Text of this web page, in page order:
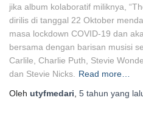
jika album kolaboratif miliknya,
dirilis di tanggal 22 Oktober
masa lockdown COVID-19 dan
bersama dengan barisan musisi
Carlile, Charlie Puth, Stevie
dan Stevie Nicks. Read more…
Oleh utyfmedari, 5 tahun yang